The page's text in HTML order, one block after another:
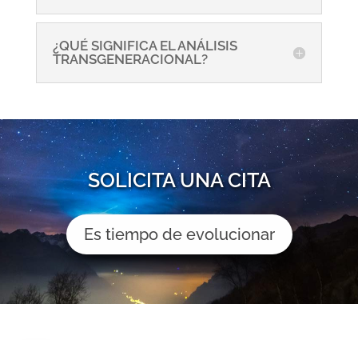
¿QUÉ SIGNIFICA EL ANÁLISIS
TRANSGENERACIONAL?
SOLICITA UNA CITA
Es tiempo de evolucionar